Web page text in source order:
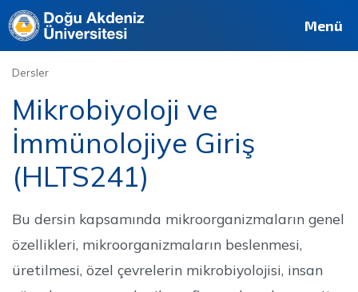
Site Personel
Deutsch Français Menü
Dersler
Mikrobiyoloji ve
İmmünolojiye Giriş
(HLTS241)
Bu dersin kapsamında mikroorganizmaların genel
özellikleri, mikroorganizmaların beslenmesi,
üretilmesi, özel çevrelerin mikrobiyolojisi, insan